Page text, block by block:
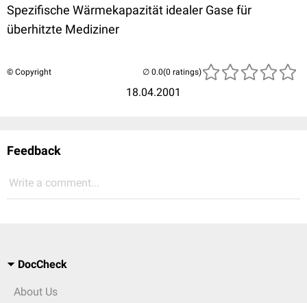
Spezifische Wärmekapazität idealer Gase für
überhitzte Mediziner
© Copyright
18.04.2001
(0 ratings)
Feedback
Write a comment...
DocCheck
About Us